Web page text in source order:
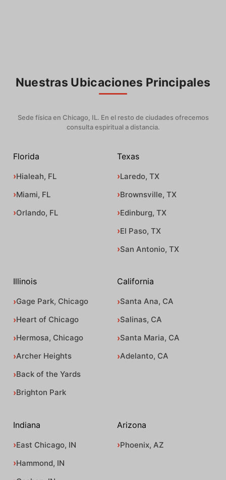
Nuestras Ubicaciones Principales
Sede física en Chicago, IL. En el resto de ciudades ofrecemos
consulta espiritual a distancia.
Florida
Hialeah, FL
Miami, FL
Orlando, FL
Texas
Laredo, TX
Brownsville, TX
Edinburg, TX
El Paso, TX
San Antonio, TX
Illinois
Gage Park, Chicago
Heart of Chicago
Hermosa, Chicago
Archer Heights
Back of the Yards
Brighton Park
California
Santa Ana, CA
Salinas, CA
Santa Maria, CA
Adelanto, CA
Indiana
East Chicago, IN
Hammond, IN
Arizona
Phoenix, AZ